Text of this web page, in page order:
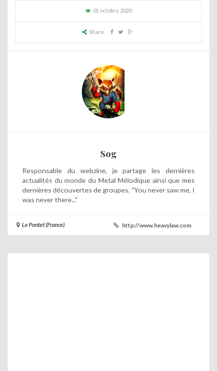
01 octobre 2020
Share
Sog
Responsable du webzine, je partage les dernières
actualités du monde du Metal Mélodique ainsi que mes
dernières découvertes de groupes. "You never saw me, I
was never there..."
Le Pontet (France) http://www.heavylaw.com